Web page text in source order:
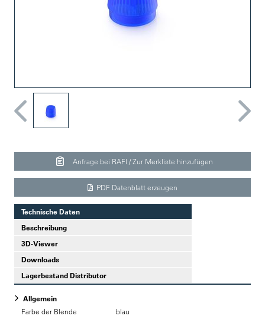
Anfrage bei RAFI / Zur Merkliste hinzufügen
PDF Datenblatt erzeugen
Technische Daten
Beschreibung
3D-Viewer
Downloads
Lagerbestand Distributor
Allgemein
Farbe der Blende
blau